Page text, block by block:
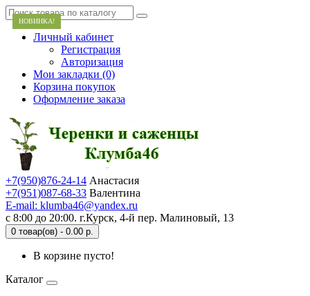
Личный кабинет
Регистрация
Авторизация
Мои закладки (0)
Корзина покупок
Оформление заказа
+7(950)876-24-14 Анастасия
+7(951)087-68-33 Валентина
E-mail: klumba46@yandex.ru
с 8:00 до 20:00. г.Курск, 4-й пер. Малиновый, 13
0 товар(ов) - 0.00 р.
В корзине пусто!
Каталог
НОВИНКА!